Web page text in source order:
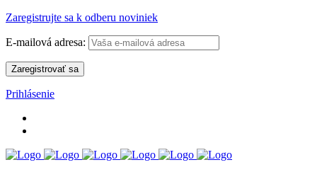
Zaregistrujte sa k odberu noviniek
E-mailová adresa:
Prihlásenie